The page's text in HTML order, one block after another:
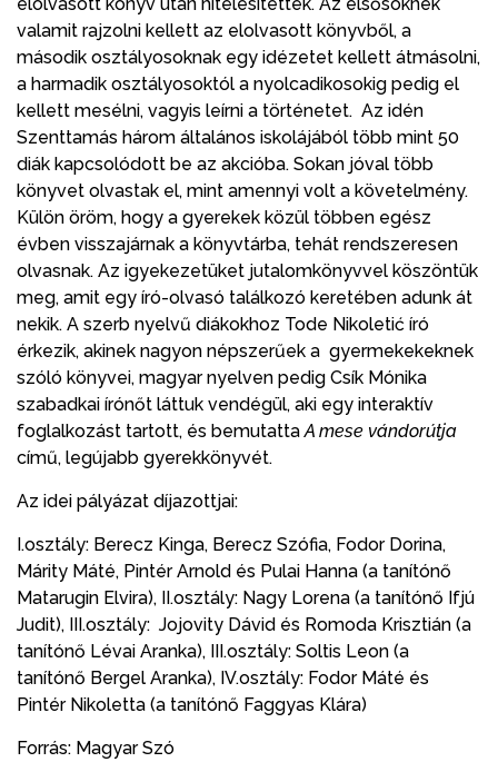
valamit rajzolni kellett az elolvasott könyvből, a
második osztályosoknak egy idézetet kellett átmásolni,
a harmadik osztályosoktól a nyolcadikosokig pedig el
kellett mesélni, vagyis leírni a történetet. Az idén
Szenttamás három általános iskolájából több mint 50
diák kapcsolódott be az akcióba. Sokan jóval több
könyvet olvastak el, mint amennyi volt a követelmény.
Külön öröm, hogy a gyerekek közül többen egész
évben visszajárnak a könyvtárba, tehát rendszeresen
olvasnak. Az igyekezetüket jutalomkönyvvel köszöntük
meg, amit egy író-olvasó találkozó keretében adunk át
nekik. A szerb nyelvű diákokhoz Tode Nikoletić író
érkezik, akinek nagyon népszerűek a gyermekekeknek
szóló könyvei, magyar nyelven pedig Csík Mónika
szabadkai írónőt láttuk vendégül, aki egy interaktív
foglalkozást tartott, és bemutattaA mese vándorútja
című, legújabb gyerekkönyvét.
Az idei pályázat díjazottjai:
I.osztály: Berecz Kinga, Berecz Szófia, Fodor Dorina,
Márity Máté, Pintér Arnold és Pulai Hanna (a tanítónő
Matarugin Elvira), II.osztály: Nagy Lorena (a tanítónő Ifjú
Judit), III.osztály: Jojovity Dávid és Romoda Krisztián (a
tanítónő Lévai Aranka), III.osztály: Soltis Leon (a
tanítónő Bergel Aranka), IV.osztály: Fodor Máté és
Pintér Nikoletta (a tanítónő Faggyas Klára)
Forrás: Magyar Szó